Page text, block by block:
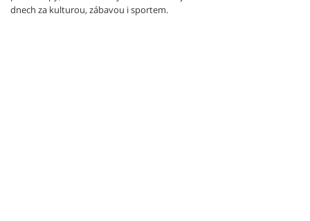
dnech za kulturou, zábavou i sportem.